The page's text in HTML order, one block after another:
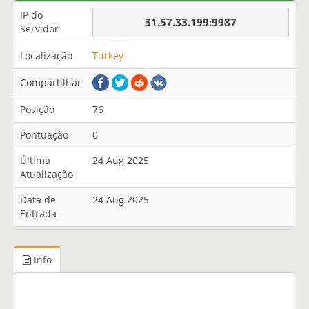
IP do
Servidor
31.57.33.199:9987
Localização Turkey
Compartilhar
Posição
76
Pontuação
0
Última
Atualização
24 Aug 2025
Data de
Entrada
24 Aug 2025
Info